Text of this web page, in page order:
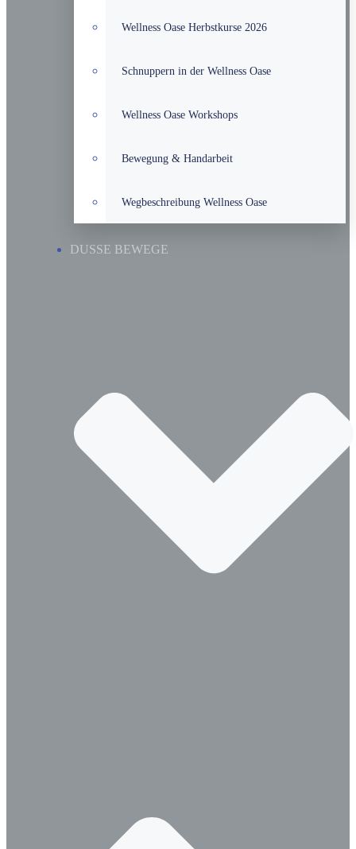
Wellness Oase Herbstkurse 2026
Schnuppern in der Wellness Oase
Wellness Oase Workshops
Bewegung & Handarbeit
Wegbeschreibung Wellness Oase
DUSSE BEWEGE